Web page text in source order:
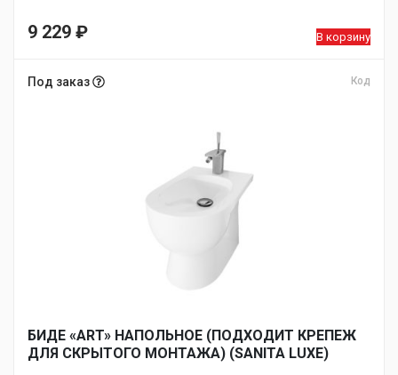
9 229 ₽ В корзину
Под заказ Код
БИДЕ «ART» НАПОЛЬНОЕ (ПОДХОДИТ КРЕПЕЖ
ДЛЯ СКРЫТОГО МОНТАЖА) (SANITA LUXE)